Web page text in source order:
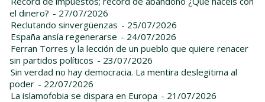
el dinero? - 27/07/2026
Reclutando sinvergüenzas - 25/07/2026
España ansía regenerarse - 24/07/2026
Ferran Torres y la lección de un pueblo que quiere renacer
sin partidos políticos - 23/07/2026
Sin verdad no hay democracia. La mentira deslegitima al
poder - 22/07/2026
La islamofobia se dispara en Europa - 21/07/2026